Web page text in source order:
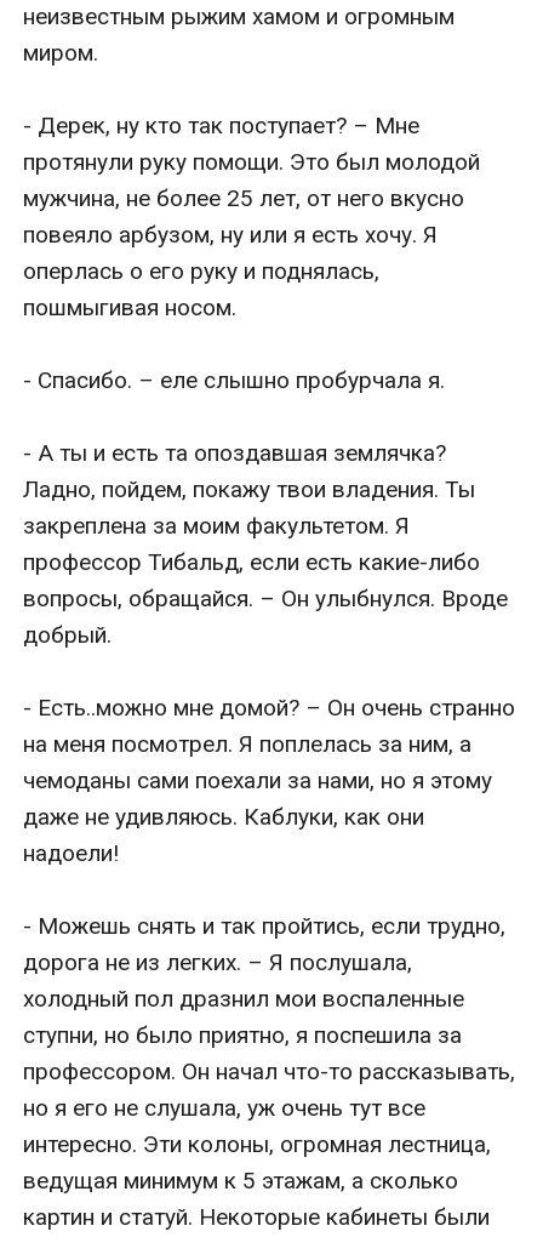
неизвестным рыжим хамом и огромным
миром.
- Дерек, ну кто так поступает? – Мне
протянули руку помощи. Это был молодой
мужчина, не более 25 лет, от него вкусно
повеяло арбузом, ну или я есть хочу. Я
оперлась о его руку и поднялась,
пошмыгивая носом.
- Спасибо. – еле слышно пробурчала я.
- А ты и есть та опоздавшая землячка?
Ладно, пойдем, покажу твои владения. Ты
закреплена за моим факультетом. Я
профессор Тибальд, если есть какие-либо
вопросы, обращайся. – Он улыбнулся. Вроде
добрый.
- Есть..можно мне домой? – Он очень странно
на меня посмотрел. Я поплелась за ним, а
чемоданы сами поехали за нами, но я этому
даже не удивляюсь. Каблуки, как они
надоели!
- Можешь снять и так пройтись, если трудно,
дорога не из легких. – Я послушала,
холодный пол дразнил мои воспаленные
ступни, но было приятно, я поспешила за
профессором. Он начал что-то рассказывать,
но я его не слушала, уж очень тут все
интересно. Эти колоны, огромная лестница,
ведущая минимум к 5 этажам, а сколько
картин и статуй. Некоторые кабинеты были